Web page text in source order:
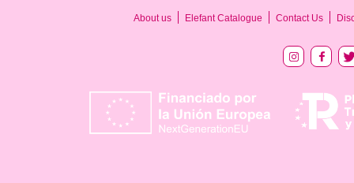
About us Elefant Catalogue Contact Us